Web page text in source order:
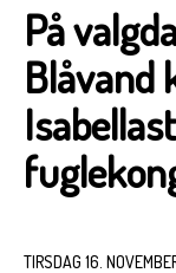
På
Blåvand
TIRSDAG 16.